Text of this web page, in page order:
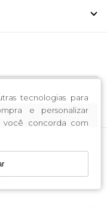
tecnologias para
e personalizar
você concorda com